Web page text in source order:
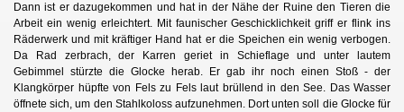
Dann ist er dazugekommen und hat in der Nähe der Ruine den Tieren die
Arbeit ein wenig erleichtert. Mit faunischer Geschicklichkeit griff er flink ins
Räderwerk und mit kräftiger Hand hat er die Speichen ein wenig verbogen.
Da Rad zerbrach, der Karren geriet in Schieflage und unter lautem
Gebimmel stürzte die Glocke herab. Er gab ihr noch einen Stoß - der
Klangkörper hüpfte von Fels zu Fels laut brüllend in den See. Das Wasser
öffnete sich, um den Stahlkoloss aufzunehmen. Dort unten soll die Glocke für
I.